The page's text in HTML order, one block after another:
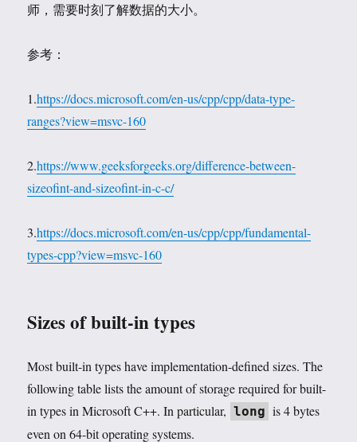
师，需要时刻了解数据的大小。
参考：
1.https://docs.microsoft.com/en-us/cpp/cpp/data-type-
ranges?view=msvc-160
2.https://www.geeksforgeeks.org/difference-between-
sizeofint-and-sizeofint-in-c-c/
3.https://docs.microsoft.com/en-us/cpp/cpp/fundamental-
types-cpp?view=msvc-160
Sizes of built-in types
Most built-in types have implementation-defined sizes. The
following table lists the amount of storage required for built-
in types in Microsoft C++. In particular, long is 4 bytes
even on 64-bit operating systems.